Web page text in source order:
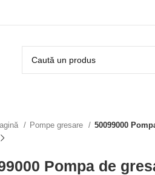
Pompe gresare 50099000
Pompa de